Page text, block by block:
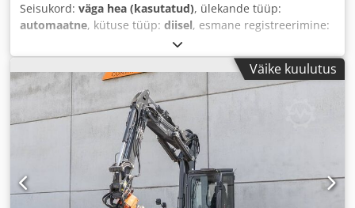
Seisukord: väga hea (kasutatud), ülekande tüüp:
automaatne, kütuse tüüp: diisel, esmane registreerimine:
, töötunnid:
kabiin,
Väike kuulutus